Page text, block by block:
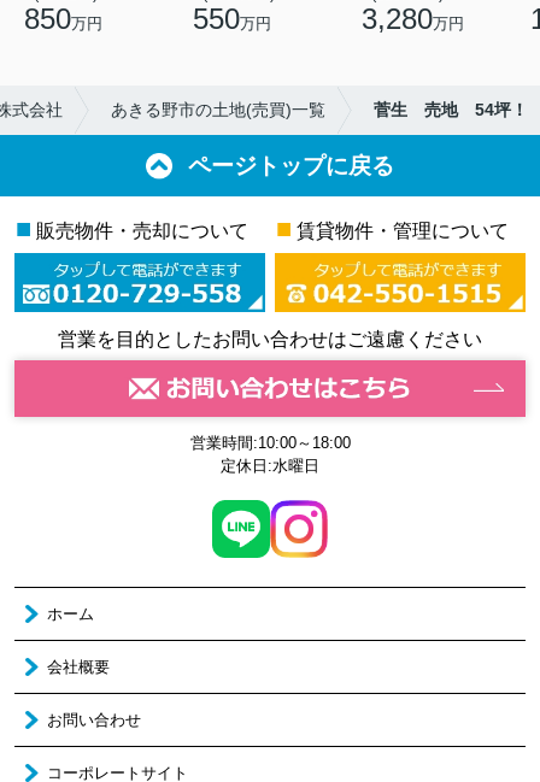
850万円 550万円 3,280万円
式会社 あきる野市の土地(売買)一覧 菅生 売地 54坪！
ページトップに戻る
■ 販売物件・売却について ■ 賃貸物件・管理について
営業を目的としたお問い合わせはご遠慮ください
営業時間:10:00～18:00
定休日:水曜日
ホーム
会社概要
お問い合わせ
コーポレートサイト